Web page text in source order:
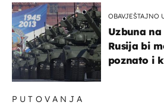
OBAVJEŠTAJNO
Uzbuna
Rusija bi
poznato i
PUTOVANJA